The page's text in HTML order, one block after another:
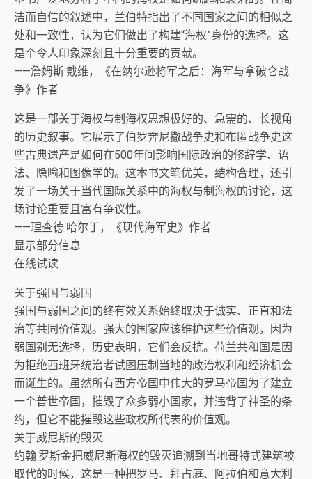
洁而自信的叙述中，兰伯特指出了不同国家之间的相似之
处和一致性，认为它们做出了构建“海权”身份的选择。这
是个令人印象深刻且十分重要的贡献。
——詹姆斯·戴维，《在纳尔逊将军之后：海军与拿破仑战
争》作者
这是一部关于海权与制海权思想极好的、急需的、长视角
的历史叙事。它展示了伯罗奔尼撒战争史和布匿战争史这
些古典遗产是如何在500年间影响国际政治的修辞学、语
法、隐喻和图像学的。这本书文笔优美，结构合理，还引
发了一场关于当代国际关系中的海权与制海权的讨论，这
场讨论重要且富有争议性。
——理查德·哈尔丁，《现代海军史》作者
显示部分信息
在线试读
关于强国与弱国
强国与弱国之间的终有效关系始终取决于诚实、正直和法
治等共同价值观。强大的国家应该维护这些价值观，因为
弱国别无选择，历史表明，它们会反抗。荷兰共和国是因
为拒绝西班牙统治者试图压制当地的政治权利和经济机会
而诞生的。虽然所有西方帝国中伟大的罗马帝国为了建立
一个普世帝国，摧毁了众多弱小国家，并违背了神圣的条
约，但它不能摧毁这些政权所代表的价值观。
关于威尼斯的毁灭
约翰·罗斯金把威尼斯海权的毁灭追溯到当地哥特式建筑被
取代的时候，这是一种把罗马、拜占庭、阿拉伯和意大利